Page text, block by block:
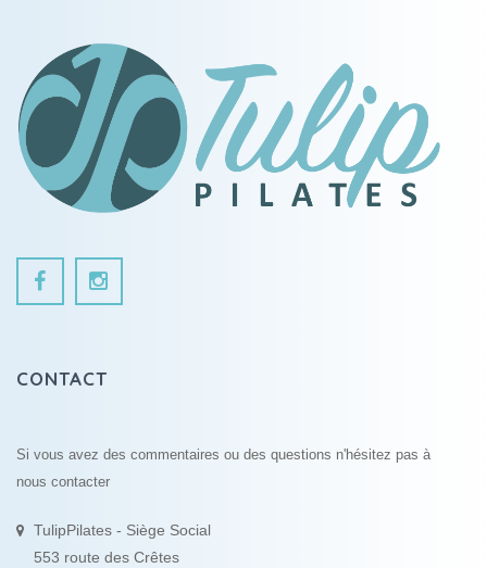
CONTACT
Si vous avez des commentaires ou des questions n'hésitez pas à
nous contacter
TulipPilates - Siège Social
553 route des Crêtes